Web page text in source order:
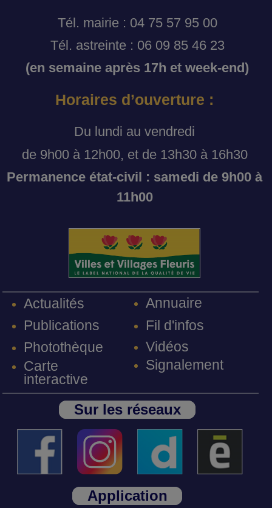
Tél. mairie : 04 75 57 95 00
Tél. astreinte : 06 09 85 46 23
(en semaine après 17h et week-end)
Horaires d’ouverture :
Du lundi au vendredi
de 9h00 à 12h00, et de 13h30 à 16h30
Permanence état-civil : samedi de 9h00 à
11h00
Actualités
Publications
Photothèque
Carte
interactive
Annuaire
Fil d'infos
Vidéos
Signalement
Sur les réseaux
Application